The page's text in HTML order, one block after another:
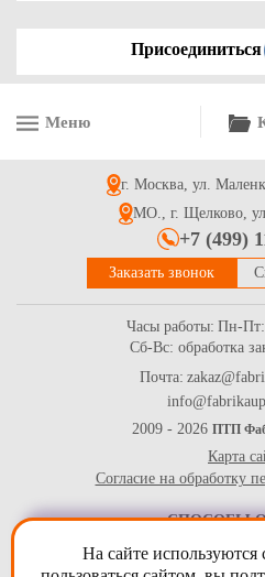
Гофрокартон листовой 800*1200
Перчатки х/б с двойным
Присоединиться
Меню
г. Москва, ул.
МО., г. Щелково,
+7 (499)
Заказать звонок
Часы работы: Пн-Пт:
Сб-Вс: обработка
Почта:
2009 - 2026 ПТП
Карта
Согласие на обработку
СПОСОБЫ
На сайте